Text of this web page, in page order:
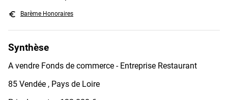
euro_symbol Barème Honoraires
Synthèse
A vendre Fonds de commerce - Entreprise Restaurant
85 Vendée , Pays de Loire